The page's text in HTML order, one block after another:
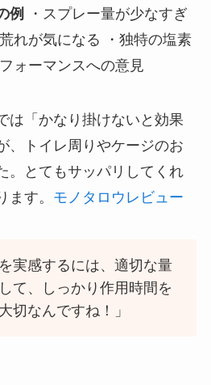
例
・スプレー量が少なすぎ
れが気になる ・独特の塩素
ォーマンスへの意見
は「かなり掛けないと効果
、トイレ周りやケージのお
。とてもサッパリしてくれ
ます。 モノタロウレビュー
実感するには、適切な量
て、しっかり作用時間を
切なんですね！」